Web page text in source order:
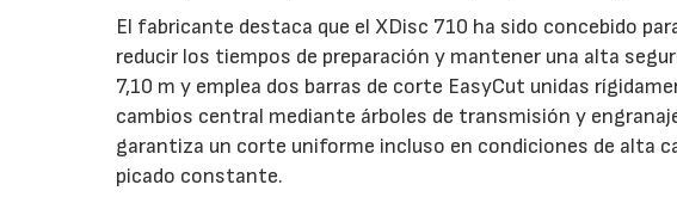
El fabricante destaca que el XDisc 710 ha sido concebido
reducir los tiempos de preparación y mantener una alta
7,10 m y emplea dos barras de corte EasyCut unidas
cambios central mediante árboles de transmisión y
garantiza un corte uniforme incluso en condiciones de alta
picado constante.